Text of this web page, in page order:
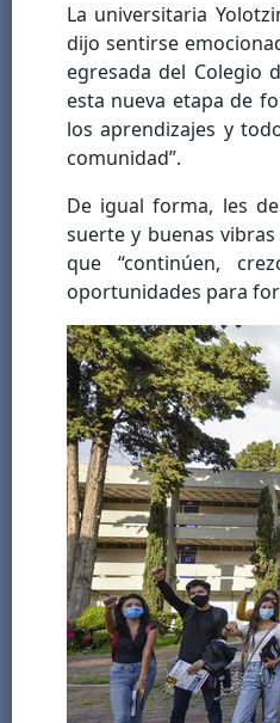
La universitaria
dijo sentirse
egresada del Colegio
esta nueva etapa de
los aprendizajes y
comunidad”.
De igual forma, les
suerte y buenas
que “continúen,
oportunidades para